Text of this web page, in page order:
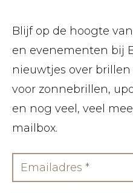
Blijf op de hoogte
en evenementen bij
nieuwtjes over
voor zonnebrillen,
en nog veel, veel
mailbox.